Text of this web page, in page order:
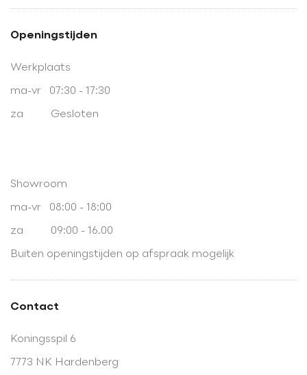
Openingstijden
Werkplaats
ma-vr 07:30 - 17:30
za Gesloten
Showroom
ma-vr 08:00 - 18:00
za 09:00 - 16.00
Buiten openingstijden op afspraak mogelijk
Contact
Koningsspil 6
7773 NK Hardenberg